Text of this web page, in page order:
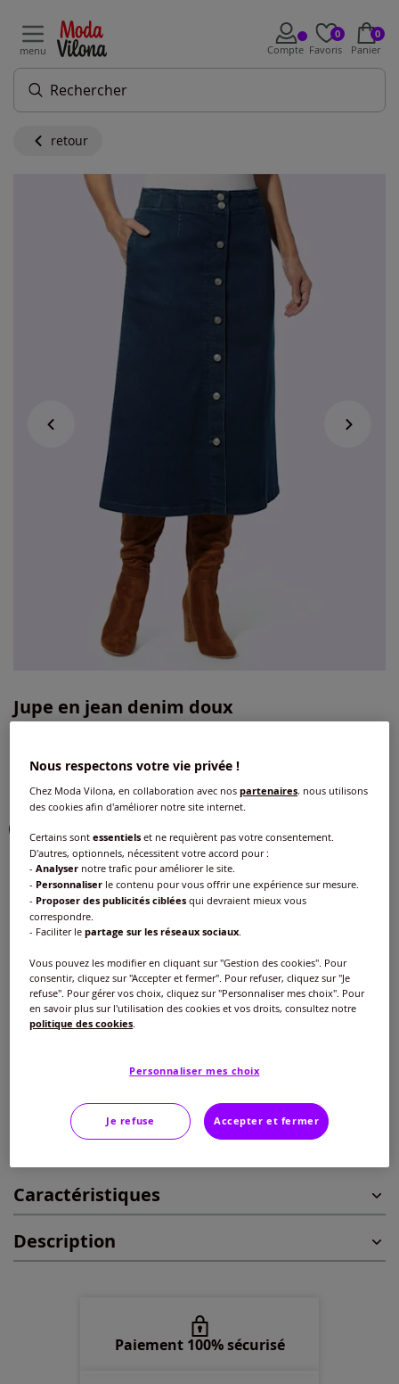
menu Compte
0
Favoris
0
Panier
retour
Jupe en jean denim doux
Couleur :bleu délavé
Choisir une couleur :
Modèle :
Longueur courte
Longueur courte
Taille standard
Taille :
Veuillez sélectionner une taille
épuisé
46 -épuisé
48 -épuisé
Ajouter au panier
Caractéristiques
Description
Paiement 100% sécurisé
Nous respectons votre vie privée !
Chez Moda Vilona, en collaboration avec nospartenaires, nous utilisons
des cookies afin d'améliorer notre site internet.
Certains sontessentiels et ne requièrent pas votre consentement.
D'autres, optionnels, nécessitent votre accord pour :
-Analyser notre trafic pour améliorer le site.
- Personnaliser le contenu pour vous offrir une expérience sur mesure.
- Proposer des publicités ciblées qui devraient mieux vous
correspondre.
- Faciliter lepartage sur les réseaux sociaux
Vous pouvez les modifier en cliquant sur "Gestion des cookies". Pour
consentir, cliquez sur "Accepter et fermer". Pour refuser, cliquez sur "Je
refuse". Pour gérer vos choix, cliquez sur "Personnaliser mes choix". Pour
en savoir plus sur l'utilisation des cookies et vos droits, consultez notre
politique des cookies
Personnaliser mes choix
Je refuse Accepter et fermer